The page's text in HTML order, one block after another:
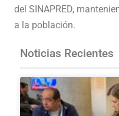
del SINAPRED,
a la población.
Noticias Recientes